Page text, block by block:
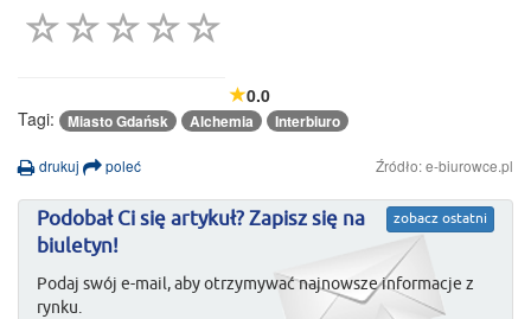
0.0
Tagi:
Miasto Gdańsk Alchemia Interbiuro
drukuj poleć Źródło: e-biurowce.pl
zobacz ostatni
Podobał Ci się artykuł? Zapisz się na
biuletyn!
Podaj swój e-mail, aby otrzymywać najnowsze informacje z
rynku.